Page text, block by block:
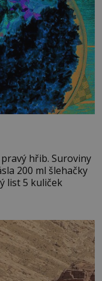
Suroviny
200 ml šlehačky
list 5 kuliček